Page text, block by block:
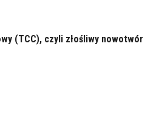
(TCC), czyli złośliwy nowotwór